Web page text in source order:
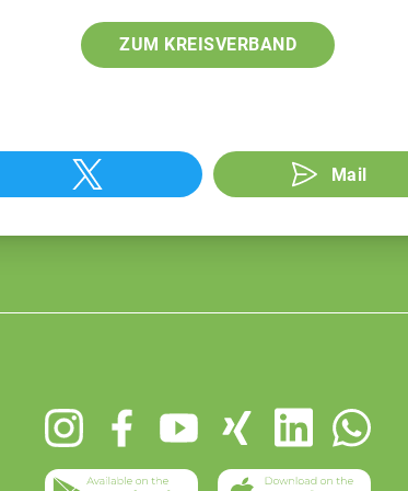
ZUM KREISVERBAND
Mail